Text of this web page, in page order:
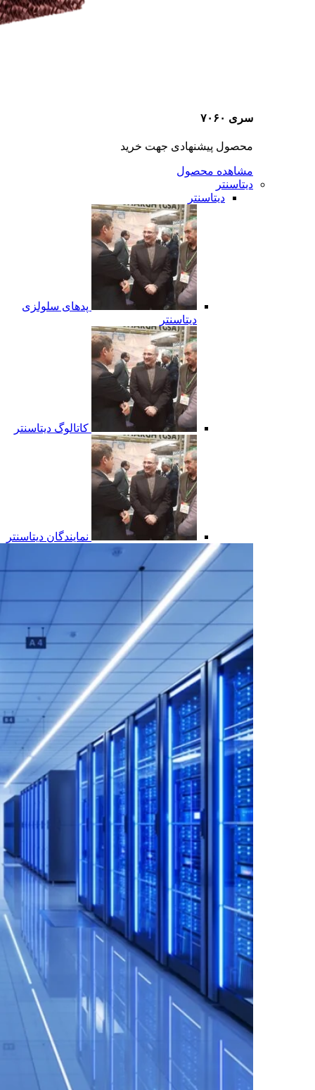
سری ۷۰۶۰
محصول پیشنهادی جهت خرید
مشاهده محصول
دیتاسنتر
دیتاسنتر
پدهای سلولزی
دیتاسنتر
کاتالوگ دیتاسنتر
نمایندگان دیتاسنتر